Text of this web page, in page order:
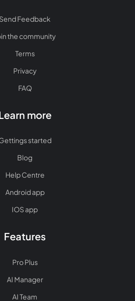
Send Feedback
the community
Terms
Privacy
FAQ
more
started
Blog
Help Centre
Android app
IOS app
Features
Pro Plus
AI Manager
AI Team